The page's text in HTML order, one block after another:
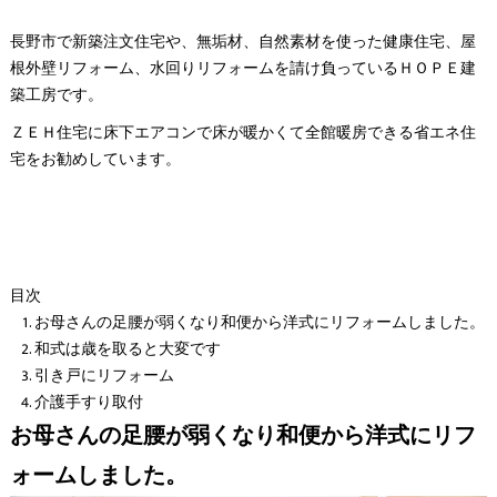
長野市で新築注文住宅や、無垢材、自然素材を使った健康住宅、屋
根外壁リフォーム、水回りリフォームを請け負っているＨＯＰＥ建
築工房です。
ＺＥＨ住宅に床下エアコンで床が暖かくて全館暖房できる省エネ住
宅をお勧めしています。
目次
お母さんの足腰が弱くなり和便から洋式にリフォームしました。
和式は歳を取ると大変です
引き戸にリフォーム
介護手すり取付
お母さんの足腰が弱くなり和便から洋式にリフ
ォームしました。